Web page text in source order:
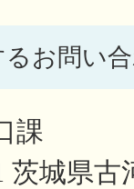
お問い
課
茨城県